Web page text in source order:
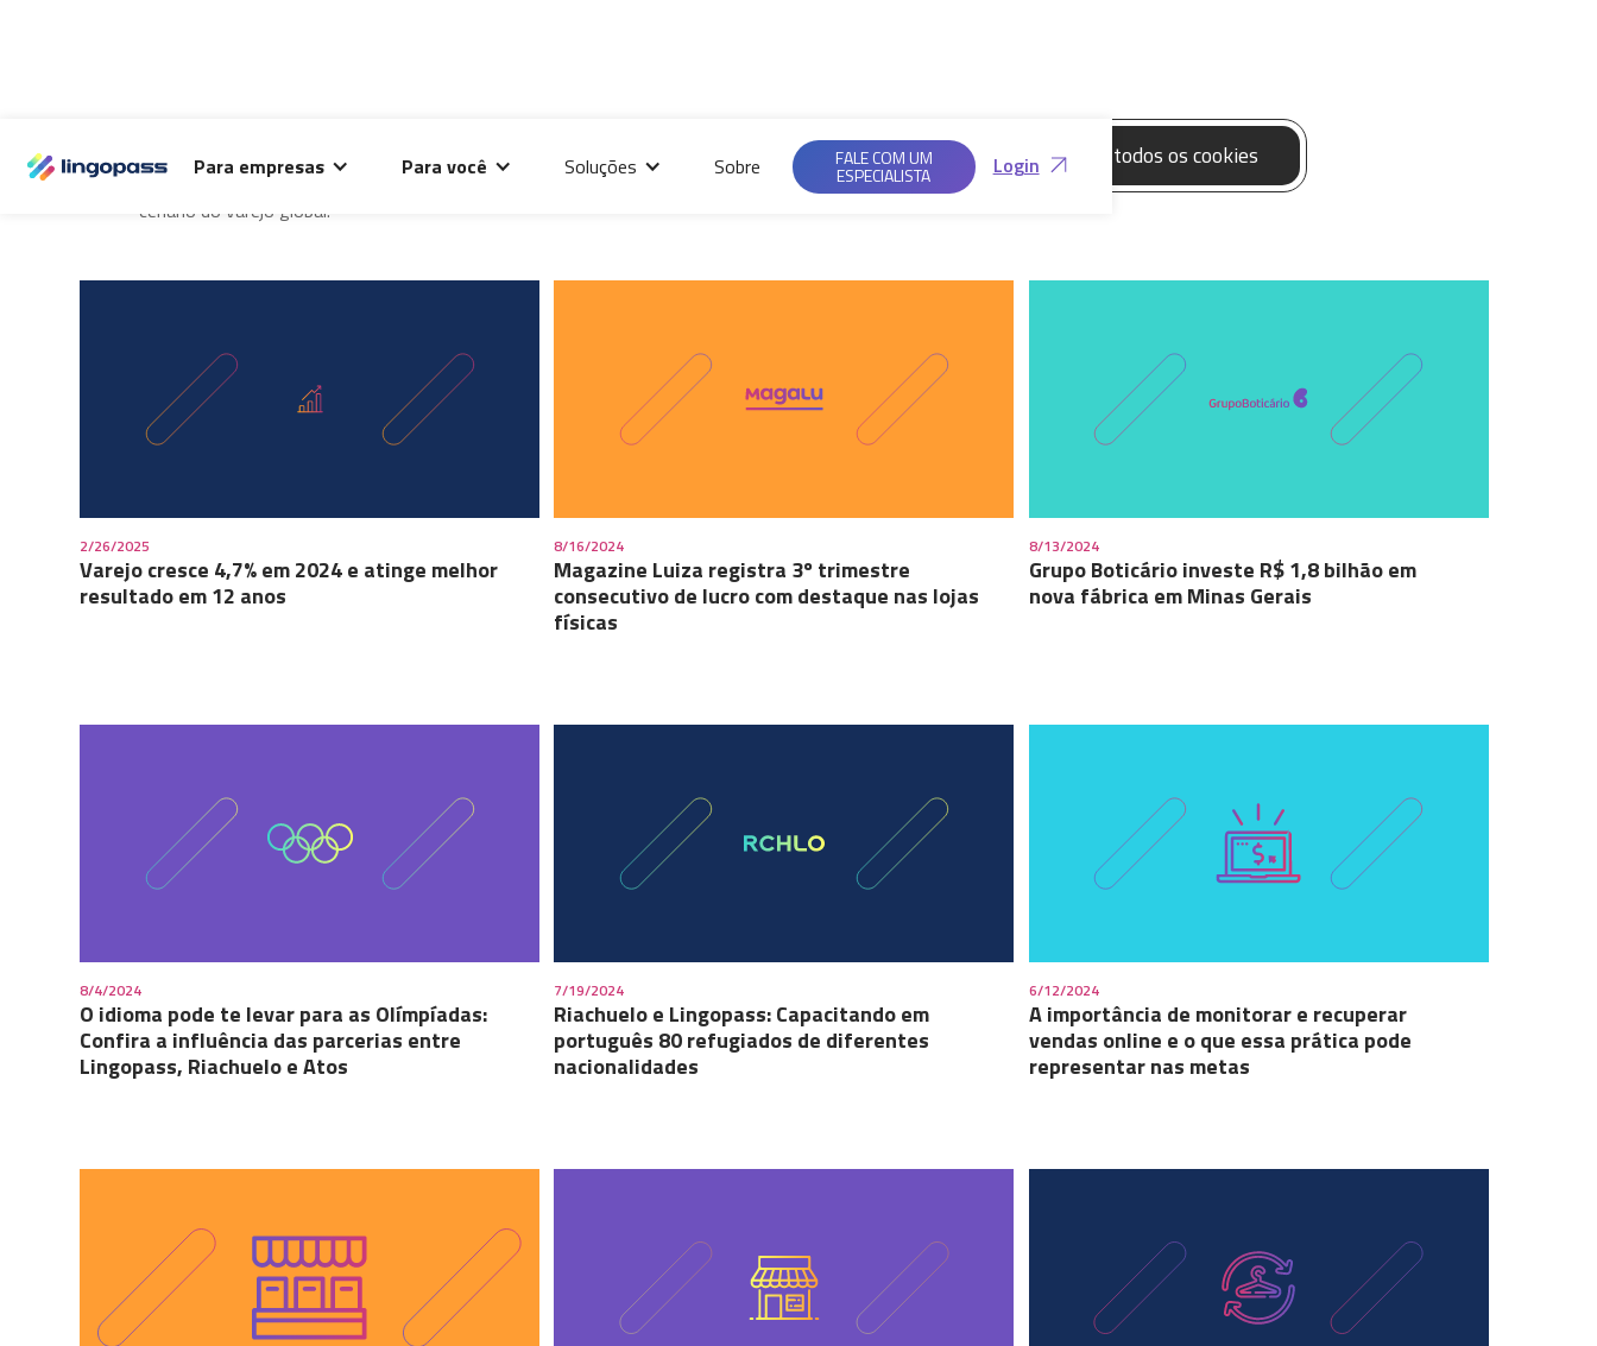
deste site e melhorar sua experiência de navegação.
Saiba mais em nossas
Políticas de
Privacidade.
Aceitar todos os cookies
Para empresas Para você Soluções Sobre FALE COM UM
ESPECIALISTA Login
Descubra mais em nossos conteúdos exclusivos focados nas tendências, estratégias e dinamismo do
cenário do varejo global.
2/26/2025
Varejo cresce 4,7% em 2024 e atinge melhor
resultado em 12 anos
8/16/2024
Magazine Luiza registra 3º trimestre
consecutivo de lucro com destaque nas lojas
físicas
8/13/2024
Grupo Boticário investe R$ 1,8 bilhão em
nova fábrica em Minas Gerais
8/4/2024
O idioma pode te levar para as Olímpíadas:
Confira a influência das parcerias entre
Lingopass, Riachuelo e Atos
7/19/2024
Riachuelo e Lingopass: Capacitando em
português 80 refugiados de diferentes
nacionalidades
6/12/2024
A importância de monitorar e recuperar
vendas online e o que essa prática pode
representar nas metas